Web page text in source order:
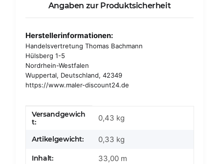
Angaben zur Produktsicherheit
Herstellerinformationen:
Handelsvertretung Thomas Bachmann
Hülsberg 1-5
Nordrhein-Westfalen
Wuppertal, Deutschland, 42349
https://www.maler-discount24.de
Produkteigenschaft
Wert
Versandgewich
t:
0,43 kg
Artikelgewicht: 0,33 kg
Inhalt: 33,00 m